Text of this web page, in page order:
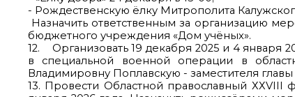
- Рождественскую ёлку Митрополита
Назначить ответственным за организацию
бюджетного учреждения «Дом учёных».
12. Организовать 19 декабря 2025 и 4 января
в специальной военной операции в
Владимировну Поплавскую - заместителя
13. Провести Областной православный